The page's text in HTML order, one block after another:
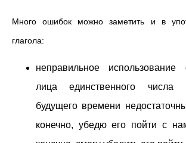
Много ошибок можно заметить и в
глагола:
неправильное
лица единственного числа
будущего времени
конечно, убедю его пойти с